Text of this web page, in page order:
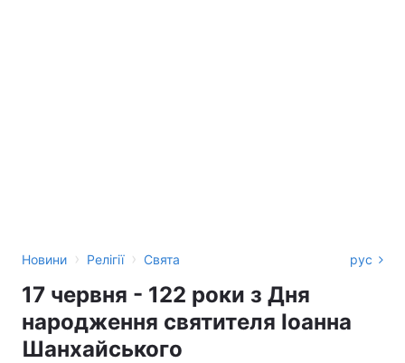
Новини › Релігії › Свята рус
17 червня - 122 роки з Дня
народження святителя Іоанна
Шанхайського